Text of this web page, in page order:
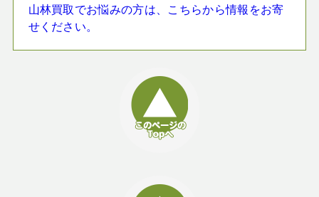
山林買取でお悩みの方は、こちらから情報をお寄
せください。